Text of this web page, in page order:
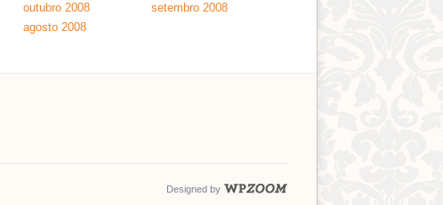
outubro 2008
setembro 2008
agosto 2008
Designed by